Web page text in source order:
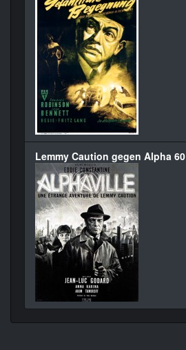
Lemmy Caution gegen Alpha 60